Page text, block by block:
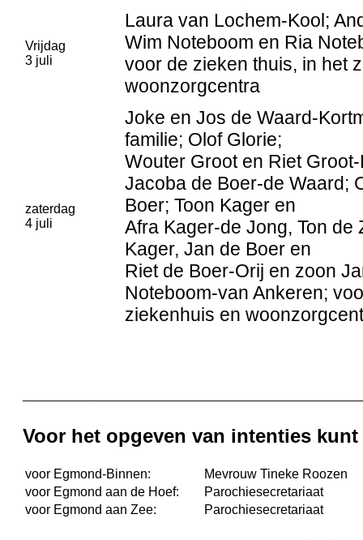
Vrijdag
3 juli
Laura van Lochem-Kool;
Wim Noteboom en Ria
voor de zieken thuis, in het
woonzorgcentra
zaterdag
4 juli
Joke en Jos de Waard-
familie; Olof Glorie;
Wouter Groot en Riet
Jacoba de Boer-de Waard;
Boer; Toon Kager en
Afra Kager-de Jong, Ton de
Kager, Jan de Boer en
Riet de Boer-Orij en zoon
Noteboom-van Ankeren;
ziekenhuis en
Voor het opgeven van intenties
voor Egmond-Binnen:
Mevrouw Tineke Roozen
voor Egmond aan de Hoef:
Parochiesecretariaat
voor Egmond aan Zee:
Parochiesecretariaat